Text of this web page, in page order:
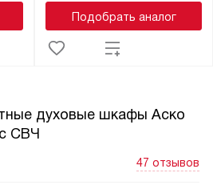
Подобрать аналог
духовые шкафы Аско
СВЧ
47 отзывов